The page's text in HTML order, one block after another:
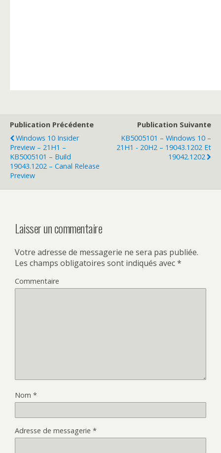
Publication Précédente
Windows 10 Insider
Preview – 21H1 –
KB5005101 – Build
19043.1202 – Canal Release
Preview
Publication Suivante
KB5005101 – Windows 10 –
21H1 - 20H2 – 19043.1202 Et
19042.1202
Laisser un commentaire
Votre adresse de messagerie ne sera pas publiée.
Les champs obligatoires sont indiqués avec*
Commentaire
Nom *
Adresse de messagerie *